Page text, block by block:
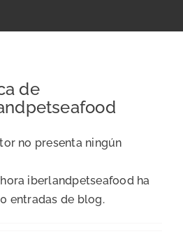
de
no presenta ningún
iberlandpetseafood ha
entradas de blog.